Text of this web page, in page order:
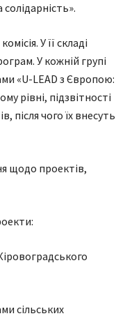
У її складі
У кожній групі
«U-LEAD з Європою:
рівні, підзвітності
після чого їх внесуть
щодо проектів,
сільських